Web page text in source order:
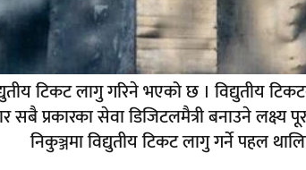
टिकट लागु गरिने भएको छ । विद्युतीय
प्रकारका सेवा डिजिटलमैत्री बनाउने लक्ष्य
निकुञ्जमा विद्युतीय टिकट लागु गर्ने पहल